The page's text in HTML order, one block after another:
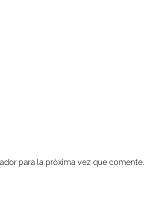
para la próxima vez que comente.